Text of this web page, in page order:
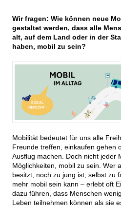
Wir fragen: Wie können neue
gestaltet werden, dass alle
alt, auf dem Land oder in der
haben, mobil zu sein?
Mobilität bedeutet für uns alle
Freunde treffen, einkaufen gehen
Ausflug machen. Doch nicht jeder
Möglichkeiten, mobil zu sein. Wer
besitzt, noch zu jung ist, selbst zu
mehr mobil sein kann – erlebt oft
dazu führen, dass Menschen
Leben teilnehmen können als sie